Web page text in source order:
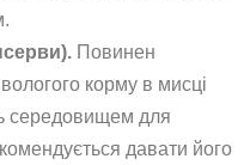
Повинен
корму в мисці
середовищем для
давати його